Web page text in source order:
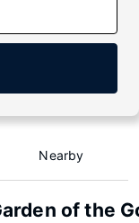
Nearby
of the